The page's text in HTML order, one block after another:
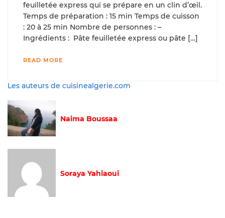
feuilletée express qui se prépare en un clin d’œil.
Temps de préparation : 15 min Temps de cuisson
: 20 à 25 min Nombre de personnes : –
Ingrédients : Pâte feuilletée express ou pâte […]
READ MORE
Les auteurs de cuisinealgerie.com
Naima Boussaa
Soraya Yahiaoui